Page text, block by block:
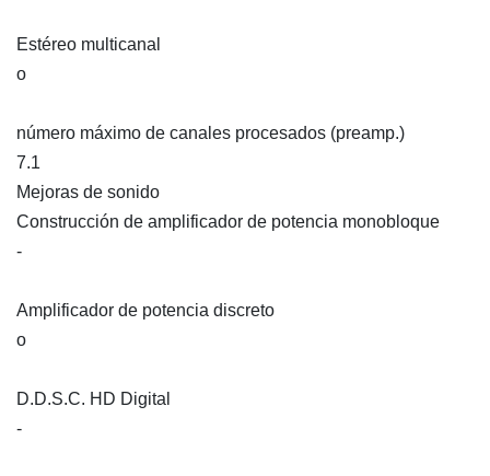
Estéreo multicanal
o
número máximo de canales procesados (preamp.)
7.1
Mejoras de sonido
Construcción de amplificador de potencia monobloque
-
Amplificador de potencia discreto
o
D.D.S.C. HD Digital
-